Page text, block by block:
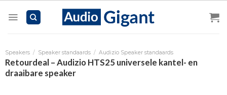
Speakers / Speaker standaards / Audizio Speaker standaards
Retourdeal – Audizio HTS25 universele kantel- en
draaibare speaker